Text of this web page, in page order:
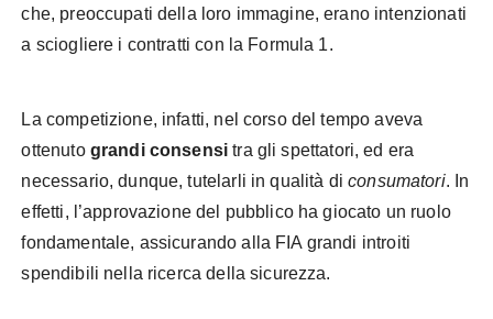
che, preoccupati della loro immagine, erano intenzionati
a sciogliere i contratti con la Formula 1.
La competizione, infatti, nel corso del tempo aveva
ottenuto grandi consensitra gli spettatori, ed era
necessario, dunque, tutelarli in qualità diconsumatori. In
effetti, l’approvazione del pubblico ha giocato un ruolo
fondamentale, assicurando alla FIA grandi introiti
spendibili nella ricerca della sicurezza.